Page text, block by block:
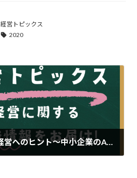
経営トピックス
2020
ＡＩ時代の経営へのヒント～中小企業のAI活用～